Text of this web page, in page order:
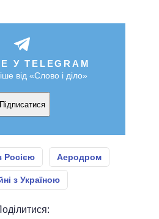
У TELEGRAM
від «Слово і діло»
Підписатися
Росією Аеродром
з Україною